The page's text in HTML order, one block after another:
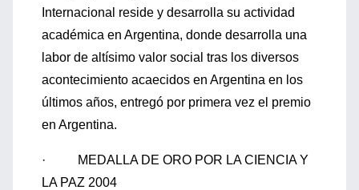
Internacional reside y desarrolla su actividad
académica en Argentina, donde desarrolla una
labor de altísimo valor social tras los diversos
acontecimiento acaecidos en Argentina en los
últimos años, entregó por primera vez el premio
en Argentina.
· MEDALLA DE ORO POR LA CIENCIA Y
LA PAZ 2004